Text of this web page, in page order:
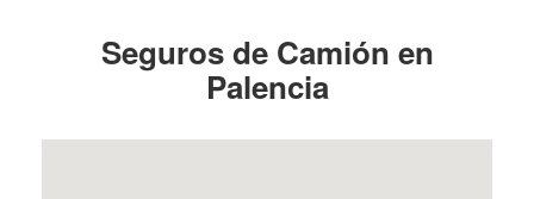
Seguros de Camión en
Palencia